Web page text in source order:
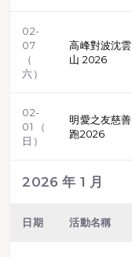
02-
07
（
六）
高峰對波沈雲
山 2026
02-
01 （
日）
明愛之友慈善
跑2026
2026 年 1 月
日期 活動名稱